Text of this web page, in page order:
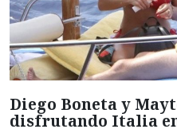
Diego Boneta y
disfrutando Italia